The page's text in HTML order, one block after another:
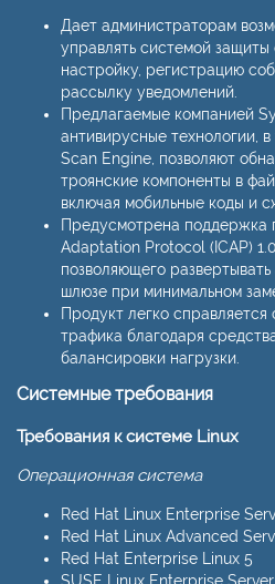
Дает администраторам
управлять системой защиты
настройку, регистрацию
рассылку уведомлений.
Предлагаемые компанией
антивирусные технологии,
Scan Engine, позволяют
троянские компоненты в
включая мобильные коды и
Предусмотрена поддержка
Adaptation Protocol (ICAP)
позволяющего
шлюзе при минимальном
Продукт легко
трафика благодаря
балансировки нагрузки.
Системные требования
Требования к системе Linux
Операционная система
Red Hat Linux Enterprise
Red Hat Linux Advanced
Red Hat Enterprise Linux 5